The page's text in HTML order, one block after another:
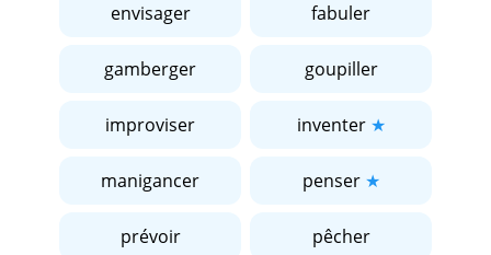
envisager fabuler
gamberger goupiller
improviser inventer
manigancer penser
prévoir pêcher